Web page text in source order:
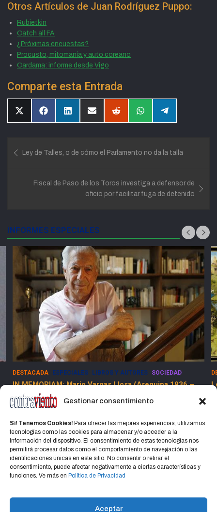
Gestionar consentimiento
Si! Tenemos Cookies! Para ofrecer las mejores experiencias, utilizamos
tecnologías como las cookies para almacenar y/o acceder a la
información del dispositivo. El consentimiento de estas tecnologías nos
permitirá procesar datos como el comportamiento de navegación o las
identificaciones únicas en este sitio. No consentir o retirar el
consentimiento, puede afectar negativamente a ciertas características y
funciones. Ve más en Política de Privacidad
Aceptar
Otros Artículos de Juan Rodríguez Puppo:
Rubietkin
Catch all FA
¿Próximas encuestas?
Procusto, mitomanía y auto coreano
Cardama: informe desde Vigo
Comparte esta Entrada
CompartirCompartirCompartirCompartirCompartirCompartirCompartir
de
Ley de Talles, o de cómo el Parlamento no da la talla
Fiscal de Paso de los Toros investiga a defensor de
oficio por facilitar fuga de detenido
INFORMES ESPECIALES
DESTACADA ESPECIALES LIBROS Y AUTORES SOCIEDAD
IN MEMORIAM: Mario Vargas Llosa (Arequipa 1936 –
Lima 2025)
15 abril, 2025
Home Política de privacidad
CONTACTO